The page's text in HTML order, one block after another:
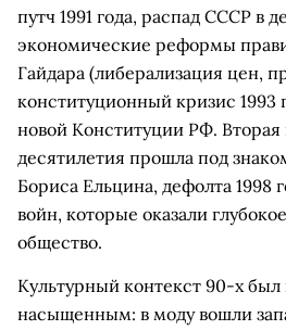
путч 1991 года, распад СССР в
экономические реформы
Гайдара (либерализация цен,
конституционный кризис 1993
новой Конституции РФ. Вторая
десятилетия прошла под
Бориса Ельцина, дефолта 1998
войн, которые оказали
общество.
Культурный контекст 90-х
насыщенным: в моду вошли